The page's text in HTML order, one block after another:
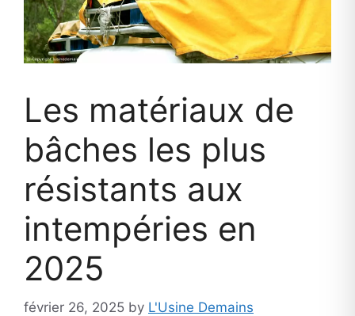
Les matériaux de
bâches les plus
résistants aux
intempéries en
2025
février 26, 2025 by L'Usine Demains